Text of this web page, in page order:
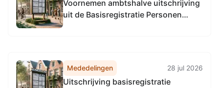
Voornemen ambtshalve uitschrijving
uit de Basisregistratie Personen
Mededelingen 28 jul 2026
Uitschrijving basisregistratie